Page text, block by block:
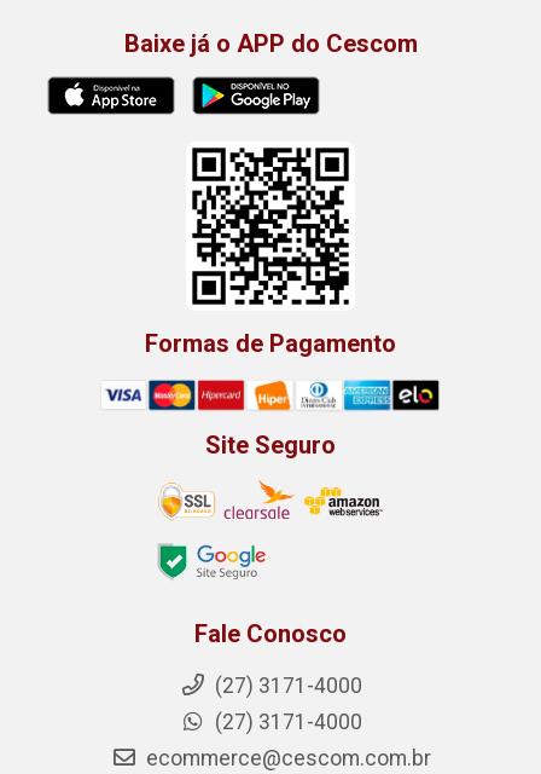
Baixe já o APP do Cescom
Formas de Pagamento
Site Seguro
Fale Conosco
(27) 3171-4000
(27) 3171-4000
ecommerce@cescom.com.br